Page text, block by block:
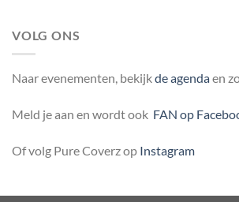
VOLG ONS
Naar evenementen, bekijkde agendaen
Meld je aan en wordt ook FAN op
Of volg Pure Coverz op Instagram